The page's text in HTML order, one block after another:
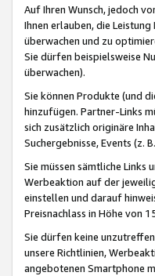
Auf Ihren Wunsch, jedoch
Ihnen erlauben, die
überwachen und zu
Sie dürfen beispielsweise
überwachen).
Sie können Produkte (und
hinzufügen. Partner-Links
sich zusätzlich originäre
Suchergebnisse, Events (z.
Sie müssen sämtliche
Werbeaktion auf der
einstellen und darauf
Preisnachlass in Höhe von
Sie dürfen keine
unsere Richtlinien,
angebotenen Smartphone